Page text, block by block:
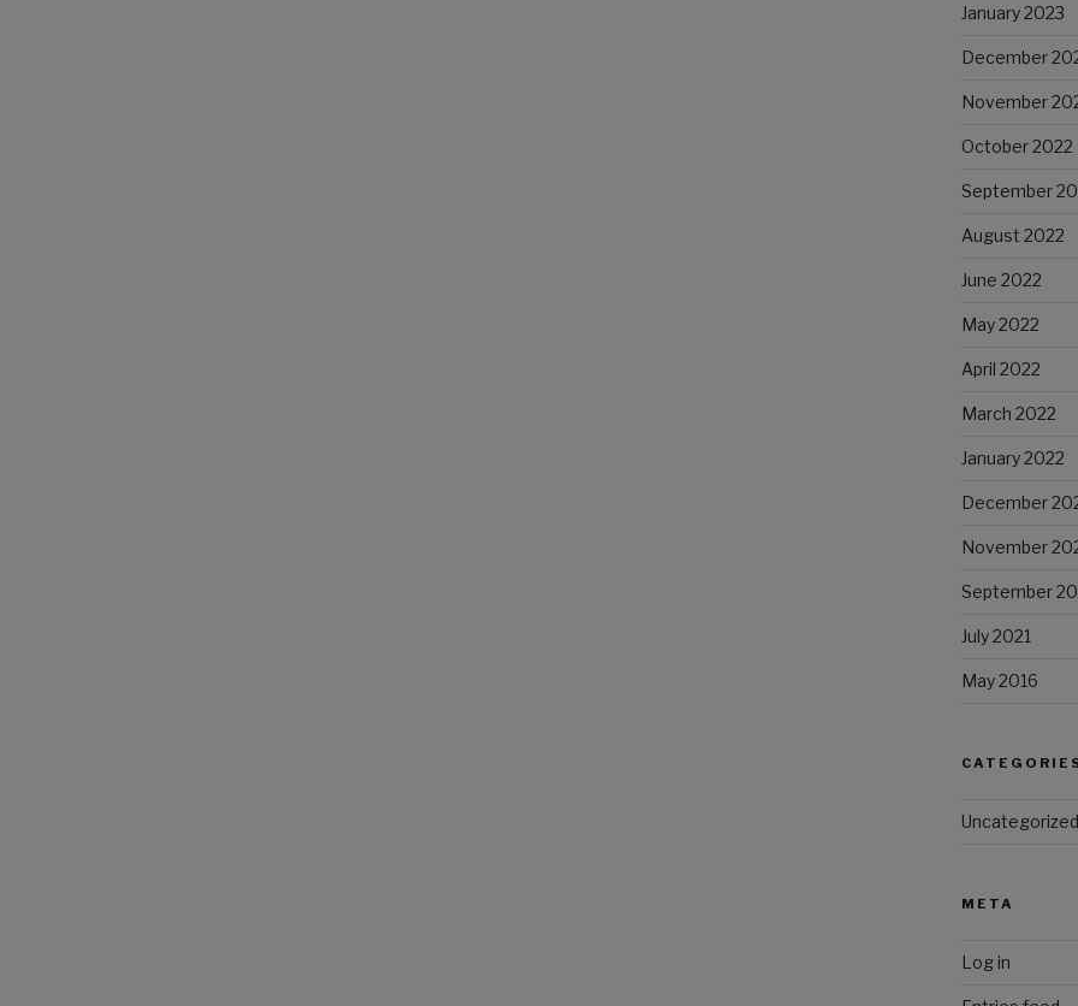
January 2023
December
November
October 2022
September
August 2022
June 2022
May 2022
April 2022
March 2022
January 2022
December
November
September
July 2021
May 2016
Uncategorized
META
Log in